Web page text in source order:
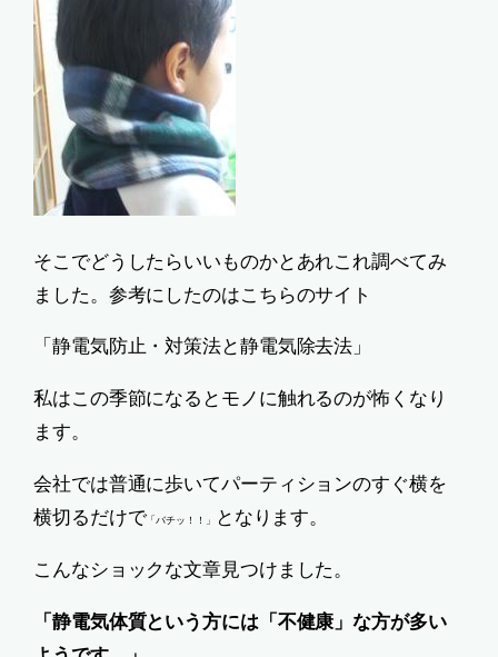
そこでどうしたらいいものかとあれこれ調べてみ
ました。参考にしたのはこちらのサイト
「静電気防止・対策法と静電気除去法」
私はこの季節になるとモノに触れるのが怖くなり
ます。
会社では普通に歩いてパーティションのすぐ横を
横切るだけで「バチッ！！」 となります。
こんなショックな文章見つけました。
「静電気体質という方には「不健康」な方が多い